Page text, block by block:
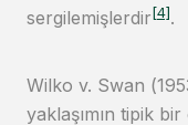
sergilemişlerdir[4].
Wilko v. Swan
yaklaşımın tipik